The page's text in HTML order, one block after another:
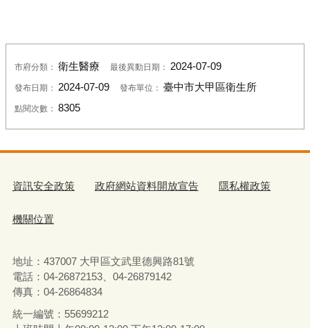
市府分類： 衛生醫療 最後異動日期： 2024-07-09
發布日期： 2024-07-09 發布單位： 臺中市大甲區衛生所
點閱次數： 8305
資訊安全政策 政府網站資料開放宣告 隱私權政策
機關位置
地址：437007 大甲區文武里德興路81號
電話：04-26872153、04-26879142
傳真：04-26864834
統一編號 ： 55699212